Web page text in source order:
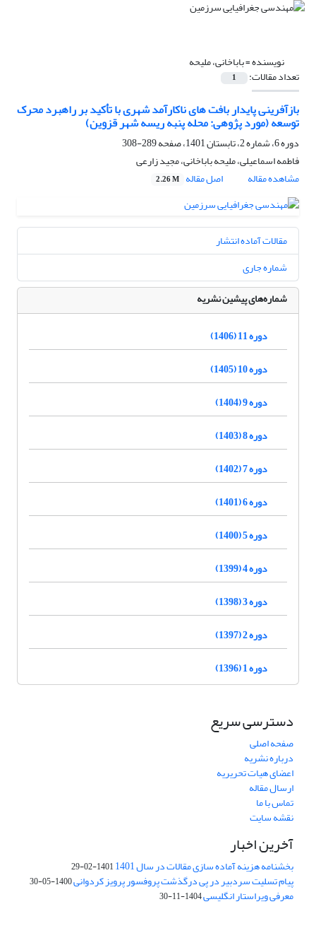
نویسنده =باباخانی، ملیحه
تعداد مقالات: 1
بازآفرینی پایدار بافت های ناکارآمد شهری با تأکید بر راهبرد محرک
توسعه (مورد پژوهی: محله پنبه ریسه شهر قزوین)
دوره 6، شماره 2، تابستان 1401، صفحه
289-308
فاطمه اسماعیلی، ملیحه باباخانی، مجید زارعی
مشاهده مقاله
اصل مقاله 2.26 M
مقالات آماده انتشار
شماره جاری
شماره‌های پیشین نشریه
دوره 11 (1406)
دوره 10 (1405)
دوره 9 (1404)
دوره 8 (1403)
دوره 7 (1402)
دوره 6 (1401)
دوره 5 (1400)
دوره 4 (1399)
دوره 3 (1398)
دوره 2 (1397)
دوره 1 (1396)
دسترسی سریع
صفحه اصلی
درباره نشریه
اعضای هیات تحریریه
ارسال مقاله
تماس با ما
نقشه سایت
آخرین اخبار
بخشنامه هزینه آماده سازی مقالات در سال 1401 1401-02-29
پیام تسلیت سردبیر در پی درگذشت پروفسور پرویز کردوانی1400-05-30
معرفی ویراستار انگلیسی1404-11-30